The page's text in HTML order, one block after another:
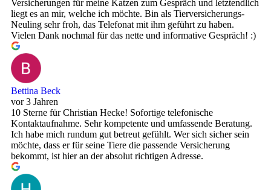
Versicherungen für meine Katzen zum Gespräch und letztendlich
liegt es an mir, welche ich möchte. Bin als Tierversicherungs-
Neuling sehr froh, das Telefonat mit ihm geführt zu haben.
Vielen Dank nochmal für das nette und informative Gespräch! :)
Bettina Beck
vor 3 Jahren
10 Sterne für Christian Hecke! Sofortige telefonische
Kontaktaufnahme. Sehr kompetente und umfassende Beratung.
Ich habe mich rundum gut betreut gefühlt. Wer sich sicher sein
möchte, dass er für seine Tiere die passende Versicherung
bekommt, ist hier an der absolut richtigen Adresse.